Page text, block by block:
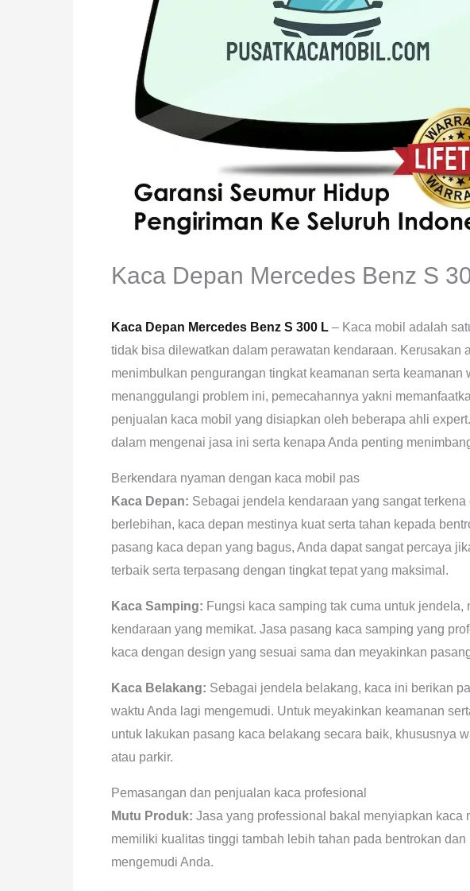
Kaca Depan Mercedes Benz S
Kaca Depan Mercedes Benz S 300 L – Kaca mobil adalah
tidak bisa dilewatkan dalam perawatan kendaraan. Kerusakan
menimbulkan pengurangan tingkat keamanan serta keamanan
menanggulangi problem ini, pemecahannya yakni
penjualan kaca mobil yang disiapkan oleh beberapa ahli
dalam mengenai jasa ini serta kenapa Anda penting
Berkendara nyaman dengan kaca mobil pas
Kaca Depan: Sebagai jendela kendaraan yang sangat
berlebihan, kaca depan mestinya kuat serta tahan kepada
pasang kaca depan yang bagus, Anda dapat sangat percaya
terbaik serta terpasang dengan tingkat tepat yang maksimal.
Kaca Samping: Fungsi kaca samping tak cuma untuk
kendaraan yang memikat. Jasa pasang kaca samping yang
kaca dengan design yang sesuai sama dan meyakinkan
Kaca Belakang: Sebagai jendela belakang, kaca ini berikan
waktu Anda lagi mengemudi. Untuk meyakinkan keamanan
untuk lakukan pasang kaca belakang secara baik, khususnya
atau parkir.
Pemasangan dan penjualan kaca profesional
Mutu Produk: Jasa yang professional bakal menyiapkan kaca
memiliki kualitas tinggi tambah lebih tahan pada bentrokan
mengemudi Anda.